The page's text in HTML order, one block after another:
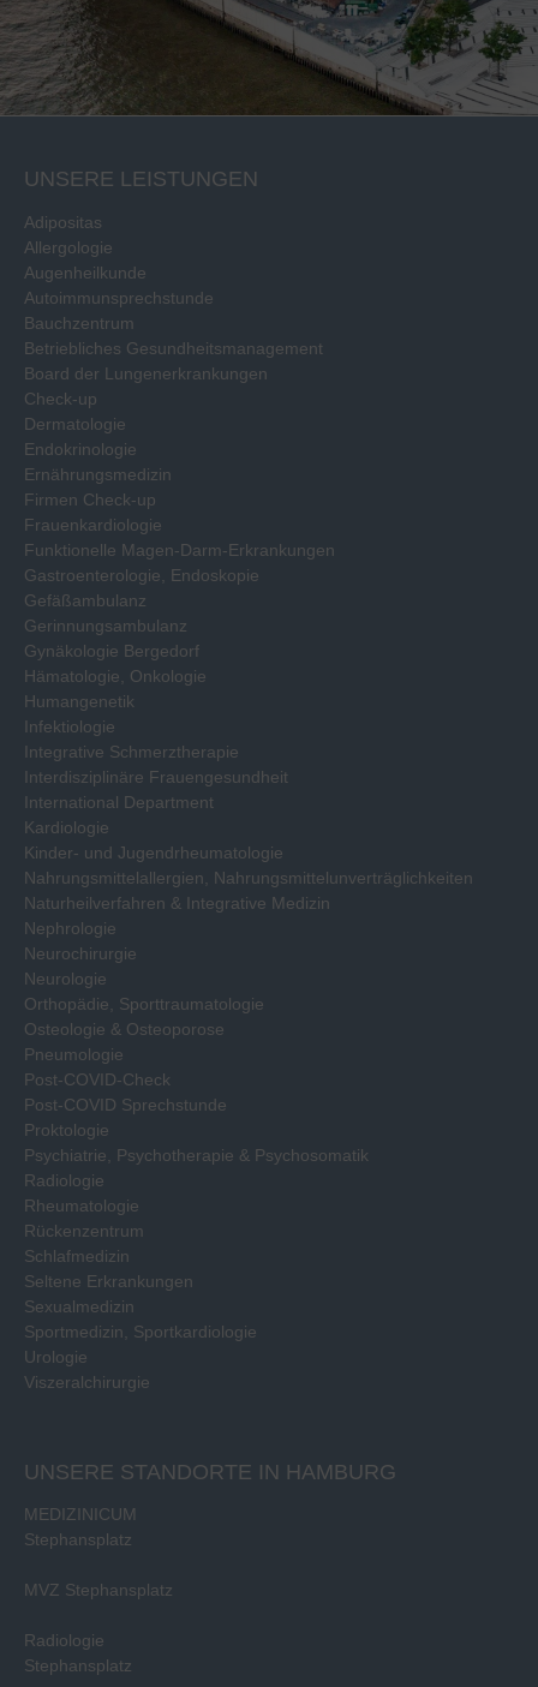
UNSERE LEISTUNGEN
Adipositas
Allergologie
Augenheilkunde
Autoimmunsprechstunde
Bauchzentrum
Betriebliches Gesundheitsmanagement
Board der Lungenerkrankungen
Check-up
Dermatologie
Endokrinologie
Ernährungsmedizin
Firmen Check-up
Frauenkardiologie
Funktionelle Magen-Darm-Erkrankungen
Gastroenterologie, Endoskopie
Gefäßambulanz
Gerinnungsambulanz
Gynäkologie Bergedorf
Hämatologie, Onkologie
Humangenetik
Infektiologie
Integrative Schmerztherapie
Interdisziplinäre Frauengesundheit
International Department
Kardiologie
Kinder- und Jugendrheumatologie
Nahrungsmittelallergien, Nahrungsmittelunverträglichkeiten
Naturheilverfahren & Integrative Medizin
Nephrologie
Neurochirurgie
Neurologie
Orthopädie, Sporttraumatologie
Osteologie & Osteoporose
Pneumologie
Post-COVID-Check
Post-COVID Sprechstunde
Proktologie
Psychiatrie, Psychotherapie & Psychosomatik
Radiologie
Rheumatologie
Rückenzentrum
Schlafmedizin
Seltene Erkrankungen
Sexualmedizin
Sportmedizin, Sportkardiologie
Urologie
Viszeralchirurgie
UNSERE STANDORTE IN HAMBURG
MEDIZINICUM
Stephansplatz
MVZ Stephansplatz
Radiologie
Stephansplatz